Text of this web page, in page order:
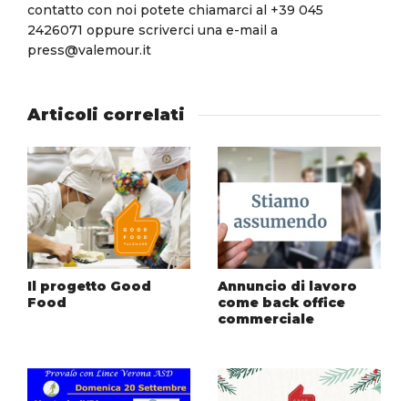
contatto con noi potete chiamarci al +39 045
2426071 oppure scriverci una e-mail a
press@valemour.it
Articoli correlati
Il progetto Good
Food
Annuncio di lavoro
come back office
commerciale